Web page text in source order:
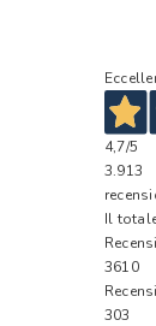
4,7/5
3.913
Il
3610
303